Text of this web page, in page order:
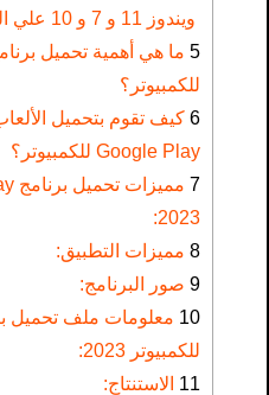
ويندوز 11 و 7 و 10 علي المحاكي؟
5
للكمبيوتر؟
6 كيف تقوم بتحميل
Google Play للكمبيوتر؟
7
2023:
8 مميزات التطبيق:
9 صور البرنامج:
10
للكمبيوتر 2023:
11 الاستنتاج: